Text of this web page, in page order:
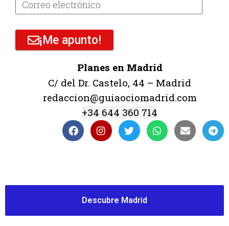
¡Me apunto!
Planes en Madrid
C/ del Dr. Castelo, 44 – Madrid
redaccion@guiaociomadrid.com
+34 644 360 714
Descubre Madrid